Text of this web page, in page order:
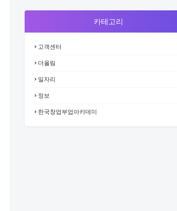
카테고리
고객센터
더올림
일자리
정보
한국창업부업아카데미